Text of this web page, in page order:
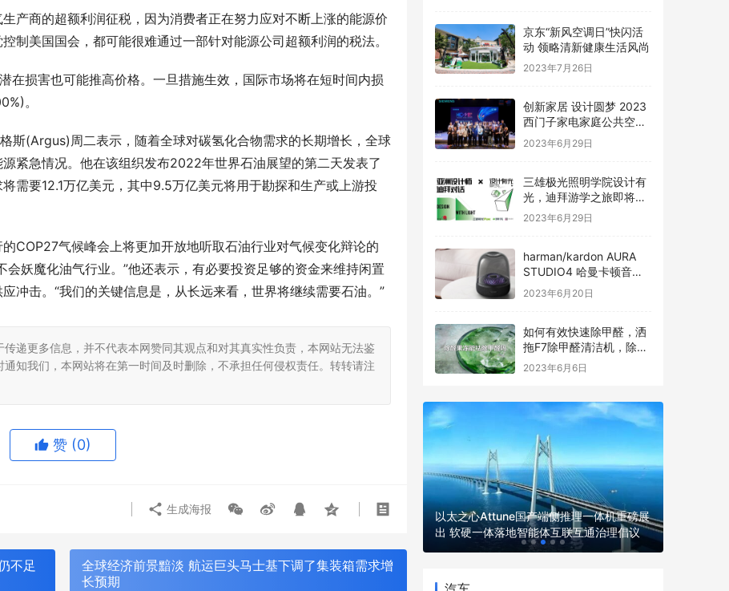
产商的超额利润征税，因为消费者正在努力应对不断上涨的能源价
制美国国会，都可能很难通过一部针对能源公司超额利润的税法。
在损害也可能推高价格。一旦措施生效，国际市场将在短时间内损
。
斯(Argus)周二表示，随着全球对碳氢化合物需求的长期增长，全球
紧急情况。他在该组织发布2022年世界石油展望的第二天发表了
需要12.1万亿美元，其中9.5万亿美元将用于勘探和生产或上游投
COP27气候峰会上将更加开放地听取石油行业对气候变化辩论的
妖魔化油气行业。”他还表示，有必要投资足够的资金来维持闲置
冲击。“我们的关键信息是，从长远来看，世界将继续需要石油。”
递更多信息，并不代表本网赞同其观点和对其真实性负责，本网站无法鉴
知我们，本网站将在第一时间及时删除，不承担任何侵权责任。转转请注
赞 (0)
生成海报
不足
全球经济前景黯淡 航运巨头马士基下调了集装箱需求增
长预期
京东“新风空调日”快闪活
动 领略清新健康生活风尚
2023年7月26日
创新家居 设计圆梦 2023
西门子家电家庭公共空间
设计大赛圆满礼成
2023年6月29日
三雄极光照明学院设计有
光，迪拜游学之旅即将启
程
2023年6月29日
harman/kardon AURA
STUDIO4 哈曼卡顿音乐
琉璃四代全新发布
2023年6月20日
如何有效快速除甲醛，洒
拖F7除甲醛清洁机，除醛
过程看得见
2023年6月6日
中欧新能源汽车及具身机器人轻量
以太之心Attune国产端侧推理一体机重磅展
出 软硬一体落地智能体互联互通治理倡议